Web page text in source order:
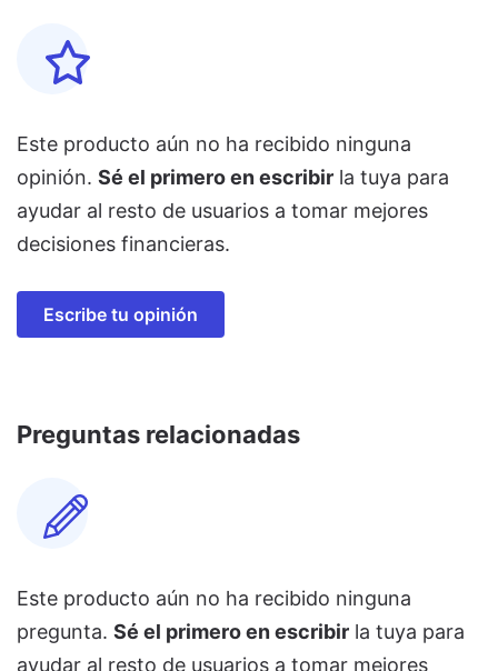
Este producto aún no ha recibido ninguna
opinión. Sé el primero en escribir la tuya para
ayudar al resto de usuarios a tomar mejores
decisiones financieras.
Escribe tu opinión
Preguntas relacionadas
Este producto aún no ha recibido ninguna
pregunta. Sé el primero en escribir la tuya para
ayudar al resto de usuarios a tomar mejores